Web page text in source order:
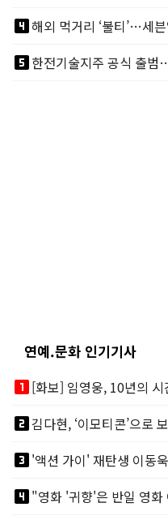
looks_4
looks_5한전기술지주 공식 출
연예.문화 인기기사
looks_one[화보] 임영웅, 10년의 시
looks_two김다현, ‘이모티콘’으로
looks_3
looks_4"영화 '귀향'은 반일 영